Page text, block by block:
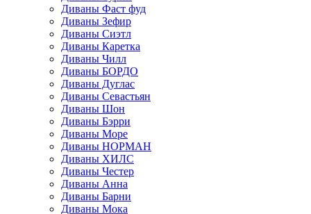
Диваны Фаст фуд
Диваны Зефир
Диваны Сиэтл
Диваны Каретка
Диваны Чилл
Диваны БОРДО
Диваны Дуглас
Диваны Севастьян
Диваны Шон
Диваны Бэрри
Диваны Море
Диваны НОРМАН
Диваны ХИЛС
Диваны Честер
Диваны Анна
Диваны Барни
Диваны Мока